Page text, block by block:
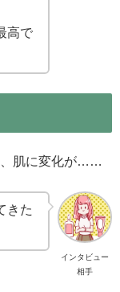
高で
、肌に変化が……
インタビュー
相手
きた